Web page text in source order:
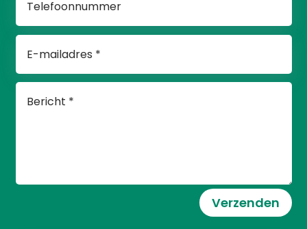
Verzenden